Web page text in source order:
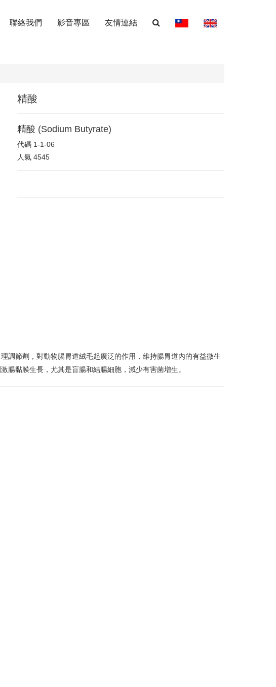
聯絡我們 影音專區 友情連結
精酸
精酸 (Sodium Butyrate)
代碼 1-1-06
人氣4545
調節劑，對動物腸胃道絨毛起廣泛的作用，維持腸胃道內的有益微生
腸黏膜生長，尤其是盲腸和結腸細胞，減少有害菌增生。